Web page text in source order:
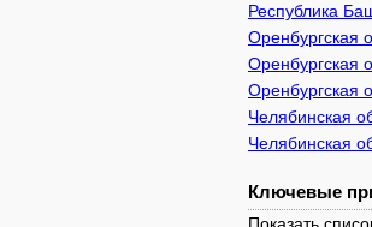
Республика
Оренбургская
Оренбургская
Оренбургская
Челябинская
Челябинская
Ключевые